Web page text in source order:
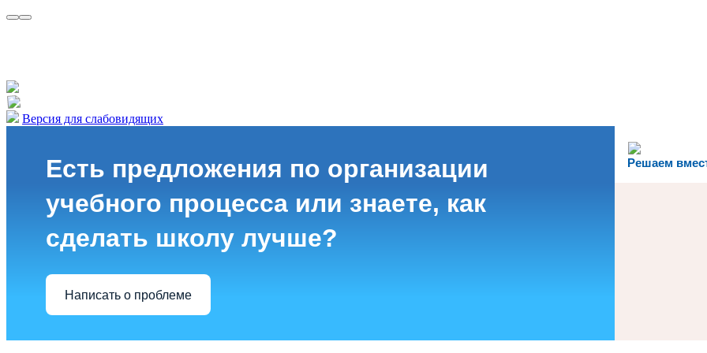
Версия для слабовидящих
Решаем
Есть предложения по организации
учебного процесса или знаете, как
сделать школу лучше?
Написать о проблеме